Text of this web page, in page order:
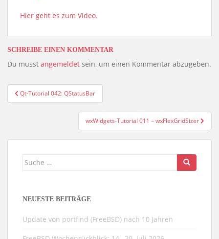
Hier geht es zum Video.
SCHREIBE EINEN KOMMENTAR
Du musst angemeldet sein, um einen Kommentar abzugeben.
Beitragsnavigation
Qt-Tutorial 042: QStatusBar
wxWidgets-Tutorial 011 – wxFlexGridSizer
Suche
NEUESTE BEITRÄGE
Update von portfind (FreeBSD) nach 10 Jahren